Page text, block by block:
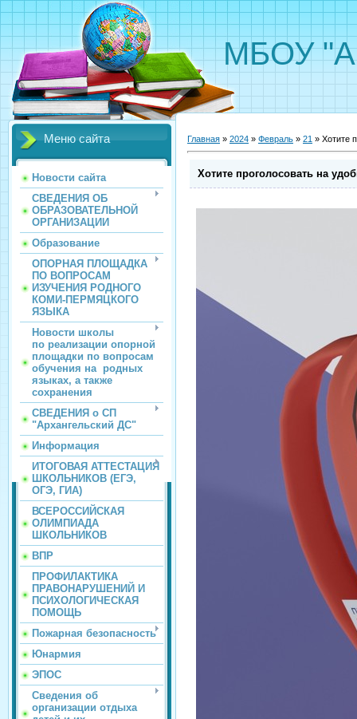
МБОУ
Меню сайта
Новости сайта
СВЕДЕНИЯ ОБ
ОБРАЗОВАТЕЛЬНОЙ
ОРГАНИЗАЦИИ
Образование
ОПОРНАЯ ПЛОЩАДКА
ПО ВОПРОСАМ
ИЗУЧЕНИЯ РОДНОГО
КОМИ-ПЕРМЯЦКОГО
ЯЗЫКА
Новости школы
по реализации опорной
площадки по вопросам
обучения на родных
языках, а также
сохранения
СВЕДЕНИЯ о СП
"Архангельский ДС"
Информация
ИТОГОВАЯ АТТЕСТАЦИЯ
ШКОЛЬНИКОВ (ЕГЭ,
ОГЭ, ГИА)
ВСЕРОССИЙСКАЯ
ОЛИМПИАДА
ШКОЛЬНИКОВ
ВПР
ПРОФИЛАКТИКА
ПРАВОНАРУШЕНИЙ И
ПСИХОЛОГИЧЕСКАЯ
ПОМОЩЬ
Пожарная безопасность
Юнармия
ЭПОС
Сведения об
организации отдыха
Главная » 2024 » Февраль » 21 » Хотите
Хотите проголосовать на